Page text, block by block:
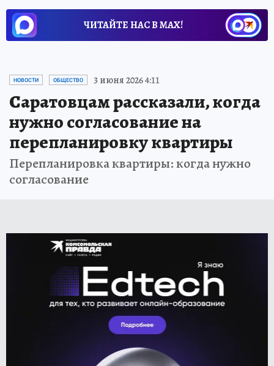
ЧИТАЙТЕ НАС В МАХ!
НОВОСТИ ОБЩЕСТВО 3 июня 2026 4:11
Саратовцам рассказали, когда
нужно согласование на
перепланировку квартиры
Перепланировка квартиры: когда нужно
согласование